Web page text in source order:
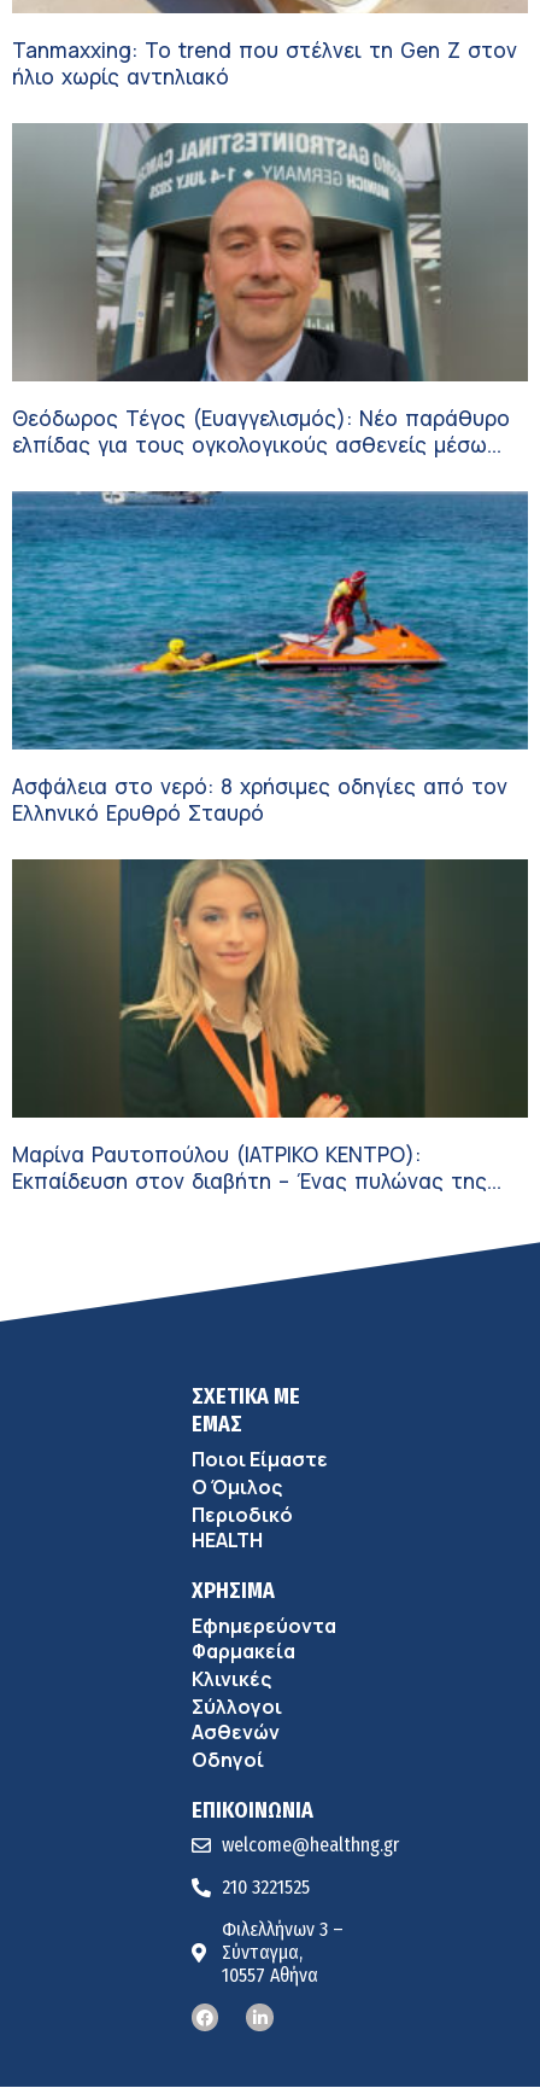
Tanmaxxing: To trend που στέλνει τη Gen Z στον
ήλιο χωρίς αντηλιακό
Θεόδωρος Τέγος (Ευαγγελισμός): Νέο παράθυρο
ελπίδας για τους ογκολογικούς ασθενείς μέσω
Ασφάλεια στο νερό: 8 χρήσιμες οδηγίες από τον
Ελληνικό Ερυθρό Σταυρό
Μαρίνα Ραυτοπούλου (ΙΑΤΡΙΚΟ ΚΕΝΤΡΟ):
Εκπαίδευση στον διαβήτη – Ένας πυλώνας της
ΣΧΕΤΙΚΑ ΜΕ
ΕΜΑΣ
Ποιοι Είμαστε
Ο Όμιλος
Περιοδικό
HEALTH
ΧΡΗΣΙΜΑ
Εφημερεύοντα
Φαρμακεία
Κλινικές
Σύλλογοι
Ασθενών
Οδηγοί
ΕΠΙΚΟΙΝΩΝΙΑ
welcome@healthng.gr
210 3221525
Φιλελλήνων 3 –
Σύνταγμα,
10557 Αθήνα